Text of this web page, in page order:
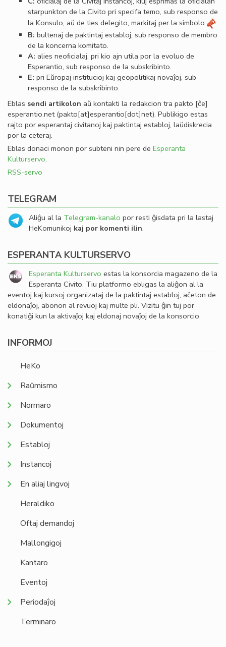
starpunkton de la Civito pri specifa temo, sub responso de
la Konsulo, aŭ de ties delegito, markitaj per la simbolo
.
B: bultenaj de paktintaj establoj, sub responso de membro
de la koncerna komitato.
A: alies neoﬁcialaj, pri kio ajn utila por la evoluo de
Esperantio, sub responso de la subskribinto.
E: pri Eŭropaj institucioj kaj geopolitikaj novaĵoj, sub
responso de la subskribinto.
Eblas sendi artikolon aŭ kontakti la redakcion tra pakto [ĉe]
esperantio.net(pakto[at]esperantio[dot]net). Publikigo estas
rajto por esperantaj civitanoj kaj paktintaj establoj, laŭdiskrecia
por la ceteraj.
Eblas donaci monon por subteni nin pere de Esperanta
Kulturservo.
RSS-servo
TELEGRAM
Aliĝu al la Telegram-kanalo por resti ĝisdata pri la lastaj
HeKomunikoj kaj por komenti ilin.
ESPERANTA KULTURSERVO
Esperanta Kulturservo estas la konsorcia magazeno de la
Esperanta Civito. Tiu platformo ebligas la aliĝon al la
eventoj kaj kursoj organizataj de la paktintaj establoj, aĉeton de
eldonaĵoj, abonon al revuoj kaj multe pli. Vizitu ĝin tuj por
konatiĝi kun la aktivaĵoj kaj eldonaj novaĵoj de la konsorcio.
INFORMOJ
HeKo
Raŭmismo
Normaro
Dokumentoj
Establoj
Instancoj
En aliaj lingvoj
Heraldiko
Oftaj demandoj
Mallongigoj
Kantaro
Eventoj
Periodaĵoj
Terminaro